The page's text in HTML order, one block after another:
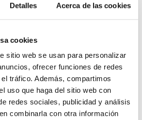
Detalles Acerca de las cookies
cookies
sitio web se usan para personalizar
ofrecer funciones de redes
tráfico. Además, compartimos
uso que haga del sitio web con
redes sociales, publicidad y análisis
combinarla con otra información
werden, wenn ich Zysten an den